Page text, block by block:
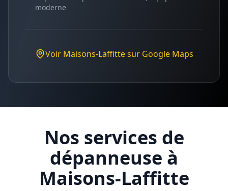
moderne
Voir Maisons-Laffittesur Google Maps
Nos services de
dépanneuse à
Maisons-Laffitte